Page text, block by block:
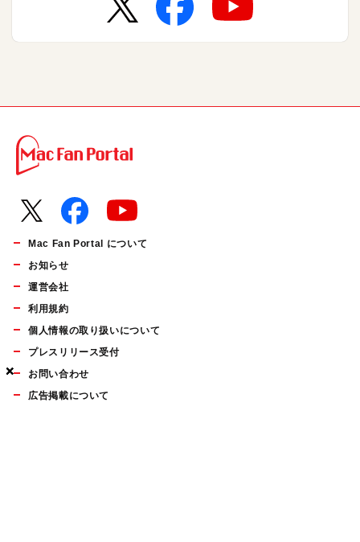
×
×
×
Mac Fan Portal について
お知らせ
運営会社
利用規約
個人情報の取り扱いについて
プレスリリース受付
お問い合わせ
広告掲載について